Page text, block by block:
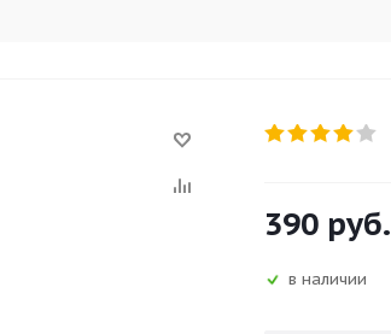
390 руб.
в наличии